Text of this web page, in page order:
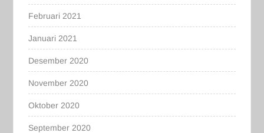
Februari 2021
Januari 2021
Desember 2020
November 2020
Oktober 2020
September 2020